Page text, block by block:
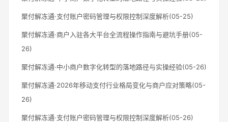
聚付解冻通·支付账户密码管理与权限控制深度解析(05-25)
聚付解冻通·商户入驻各大平台全流程操作指南与避坑手册(05-
26)
聚付解冻通·中小商户数字化转型的落地路径与实操经验(05-26)
聚付解冻通·2026年移动支付行业格局变化与商户应对策略(05-
26)
聚付解冻通·支付账户密码管理与权限控制深度解析(05-26)